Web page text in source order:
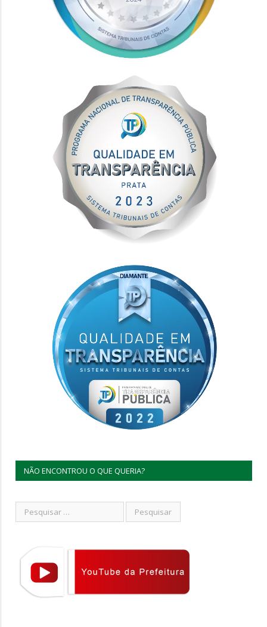
NÃO ENCONTROU O QUE QUERIA?